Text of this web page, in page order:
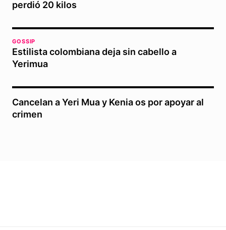
perdió 20 kilos
GOSSIP
Estilista colombiana deja sin cabello a
Yerimua
Cancelan a Yeri Mua y Kenia os por apoyar al
crimen